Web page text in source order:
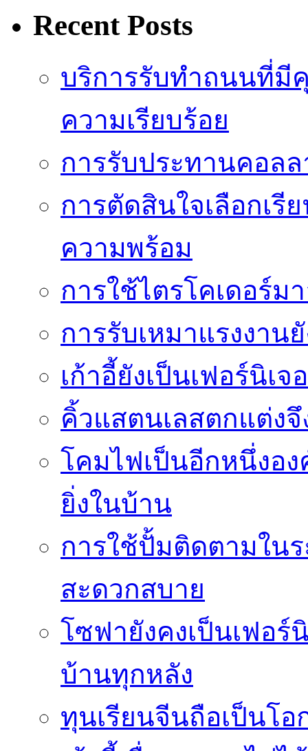
Recent Posts
บริการรับทำถนนที่
ความเรียบร้อย
การรับประทานคอลล
การตัดสินใจเลือกเรี
ความพร้อม
การใช้ไตรโคเดอร์ม
การรับเหมาแรงงา
เก้าอี้ยังเป็นเฟอร์นิเ
คิ้วแสตนเลสตกแต่ง
โคมไฟเป็นอีกหนึ่งอ
ยิ่งในบ้าน
การใช้ปั้มติดตามใน
สะดวกสบาย
โซฟายังคงเป็นเฟอร์
บ้านทุกหลัง
ทุนเรียนจีนถือเป็นโ